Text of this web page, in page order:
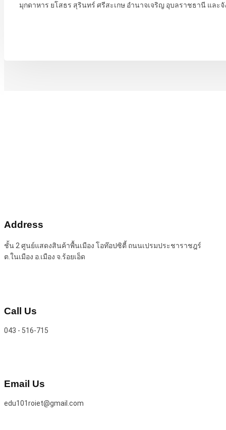
มุกดาหาร ยโสธร สุรินทร์ ศรีสะเกษ อำนาจเจริญ อุบลราชธานี และจั
Address
ชั้น 2 ศูนย์แสดงสินค้าพื้นเมือง โอท๊อปซิตี้ ถนนเปรมประชาราชฎร์
ต.ในเมือง อ.เมือง จ.ร้อยเอ็ด
Call Us
043 - 516-715
Email Us
edu101roiet@gmail.com